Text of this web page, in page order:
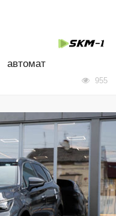
автомат
955